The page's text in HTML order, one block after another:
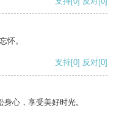
怀。
支持[0] 反对[0]
心，享受美好时光。